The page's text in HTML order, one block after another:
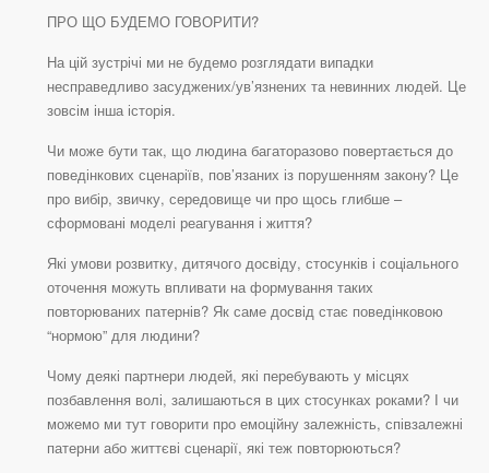
ПРО ЩО БУДЕМО ГОВОРИТИ?
На цій зустрічі ми не будемо розглядати випадки
несправедливо засуджених/ув’язнених та невинних людей. Це
зовсім інша історія.
Чи може бути так, що людина багаторазово повертається до
поведінкових сценаріїв, пов’язаних із порушенням закону? Це
про вибір, звичку, середовище чи про щось глибше –
сформовані моделі реагування і життя?
Які умови розвитку, дитячого досвіду, стосунків і соціального
оточення можуть впливати на формування таких
повторюваних патернів? Як саме досвід стає поведінковою
“нормою” для людини?
Чому деякі партнери людей, які перебувають у місцях
позбавлення волі, залишаються в цих стосунках роками? І чи
можемо ми тут говорити про емоційну залежність, співзалежні
патерни або життєві сценарії, які теж повторюються?